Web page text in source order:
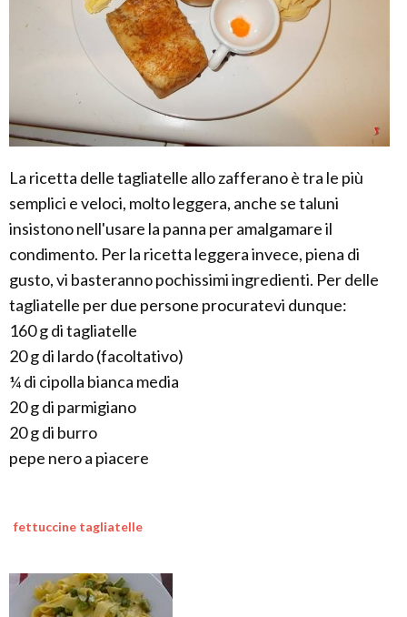
La ricetta delle tagliatelle allo zafferano è tra le più
semplici e veloci, molto leggera, anche se taluni
insistono nell'usare la panna per amalgamare il
condimento. Per la ricetta leggera invece, piena di
gusto, vi basteranno pochissimi ingredienti. Per delle
tagliatelle per due persone procuratevi dunque:
160 g di tagliatelle
20 g di lardo (facoltativo)
¼ di cipolla bianca media
20 g di parmigiano
20 g di burro
pepe nero a piacere
fettuccine tagliatelle